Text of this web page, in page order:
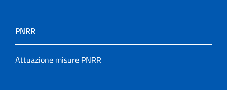
PNRR
Attuazione misure PNRR